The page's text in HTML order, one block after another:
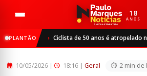
18
ANOS
PLANTÃO Ciclista de 50 anos é atropelado
Geral
Espaço do Automóvel supera
10/05/2026 | 18:16 | Geral 2 min de